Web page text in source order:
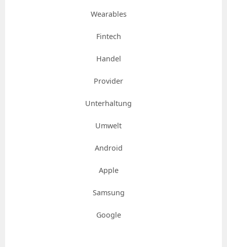
Wearables
Fintech
Handel
Provider
Unterhaltung
Umwelt
Android
Apple
Samsung
Google